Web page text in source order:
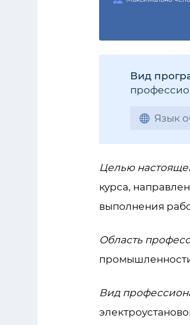
Вид
Язык
Целью
курса,
выполнения
Область
Вид